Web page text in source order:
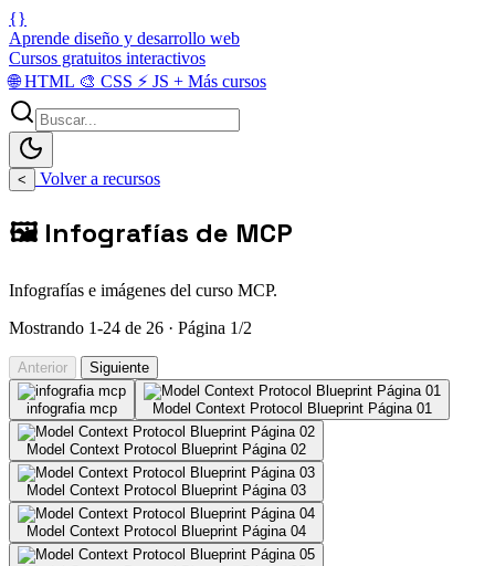
{}
Aprende diseño y desarrollo web
Cursos gratuitos interactivos
🌐HTML 🎨 CSS ⚡ JS + Más cursos
< Volver a recursos
🖼️ Infografías de MCP
Infografías e imágenes del curso MCP.
Mostrando 1-24 de 26 · Página 1/2
Anterior Siguiente
infografia mcp Model Context Protocol Blueprint Página 01
Model Context Protocol Blueprint Página 02
Model Context Protocol Blueprint Página 03
Model Context Protocol Blueprint Página 04